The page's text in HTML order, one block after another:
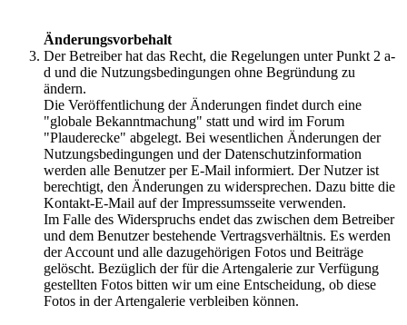
Änderungsvorbehalt
Der Betreiber hat das Recht, die Regelungen unter Punkt 2 a-
d und die Nutzungsbedingungen ohne Begründung zu
ändern.
Die Veröffentlichung der Änderungen findet durch eine
"globale Bekanntmachung" statt und wird im Forum
"Plauderecke" abgelegt. Bei wesentlichen Änderungen der
Nutzungsbedingungen und der Datenschutzinformation
werden alle Benutzer per E-Mail informiert. Der Nutzer ist
berechtigt, den Änderungen zu widersprechen. Dazu bitte die
Kontakt-E-Mail auf der Impressumsseite verwenden.
Im Falle des Widerspruchs endet das zwischen dem Betreiber
und dem Benutzer bestehende Vertragsverhältnis. Es werden
der Account und alle dazugehörigen Fotos und Beiträge
gelöscht. Bezüglich der für die Artengalerie zur Verfügung
gestellten Fotos bitten wir um eine Entscheidung, ob diese
Fotos in der Artengalerie verbleiben können.